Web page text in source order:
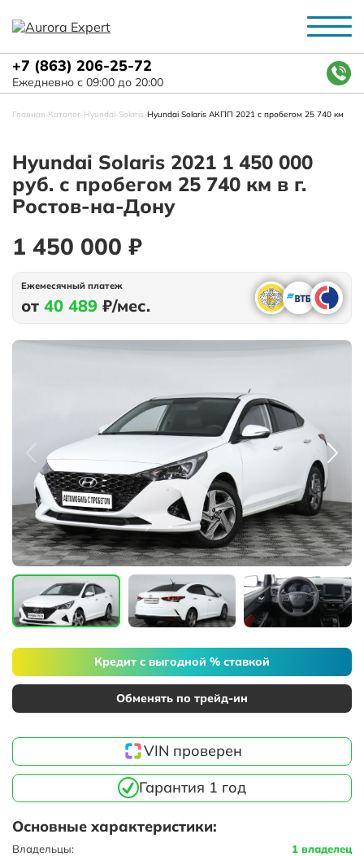
+7 (863) 206-25-72
Ежедневно с 09:00 до 20:00
Главная-Каталог-Hyundai-Solaris-Hyundai Solaris АКПП 2021 с пробегом 25 740 км
Hyundai Solaris 2021 1 450 000
руб. с пробегом 25 740 км в г.
Ростов-на-Дону
1 450 000 ₽
Ежемесячный платеж
от 40 489 ₽/мес.
Кредит с выгодной % ставкой
Обменять по трейд-ин
VIN проверен
Гарантия 1 год
Основные характеристики:
Владельцы: 1 владелец